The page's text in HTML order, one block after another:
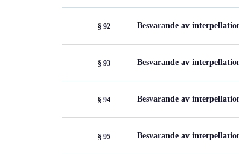
§ 92 Besvarande av
§ 93 Besvarande av
§ 94 Besvarande av
§ 95 Besvarande av